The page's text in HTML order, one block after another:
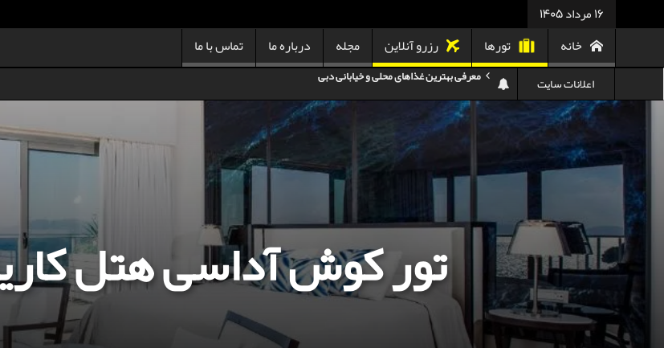
16 مرداد 1405
خانه تورها رزرو آنلاین مجله درباره ما تماس با ما
اعلانات سایت
هزینه سفر به گرجستان
هزینه سفر به تایلند
کدام هواپیمایی کدام ترمینال مهرآباد؟
استرداد بلیط هواپیما در شرایط جنگی
هزینه تفریحات استانبول ۲۰۲۵
سفر به ارمنستان | دیدنی‌ها و تجربیات جذاب
معرفی بهترین غذاهای محلی و خیابانی دبی
تور کوش آداسی هتل